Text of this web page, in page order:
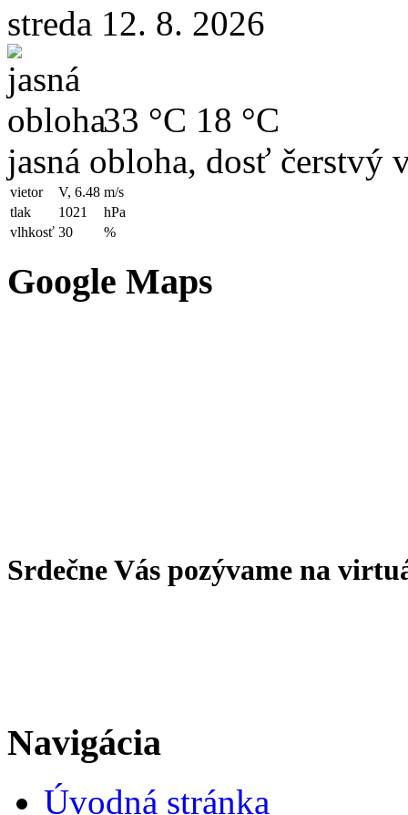
streda 12. 8. 2026
33 °C 18 °C
jasná obloha, dosť čerstvý
vietor V, 6.48 m/s
tlak
1021
hPa
vlhkosť 30 %
Google Maps
Srdečne Vás pozývame na
Navigácia
Úvodná stránka